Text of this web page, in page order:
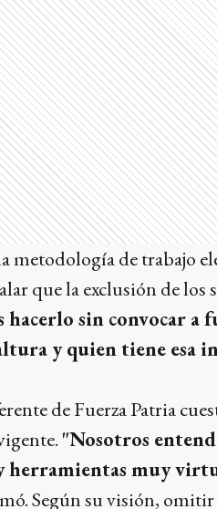
metodología de trabajo
que la exclusión de
hacerlo sin convocar a
y quien tiene esa
de Fuerza Patria
"Nosotros
muy
Según su visión,